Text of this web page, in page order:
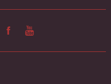
FACEBOOK
YOUTUBE